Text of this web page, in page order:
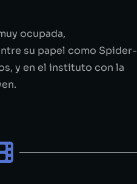
ocupada,
su papel como Spider-
y en el instituto con la